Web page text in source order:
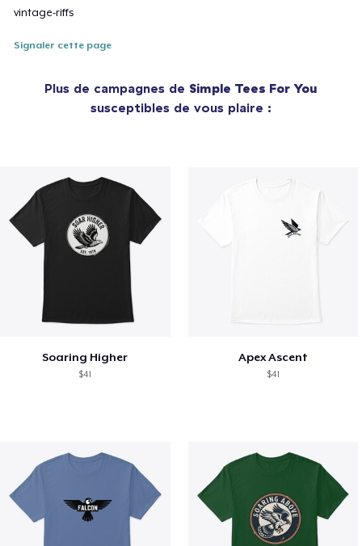
vintage-riffs
Signaler cette page
Plus de campagnes de Simple Tees For You
susceptibles de vous plaire :
Soaring Higher
$41
Apex Ascent
$41